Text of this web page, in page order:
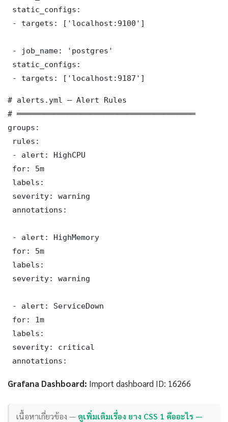
static_configs:
- targets: ['localhost:9100']
- job_name: 'postgres'
static_configs:
- targets: ['localhost:9187']
# alerts.yml — Alert Rules
# ═══════════════════════════════════════
groups:
rules:
- alert: HighCPU
for: 5m
labels:
severity: warning
annotations:
- alert: HighMemory
for: 5m
labels:
severity: warning
- alert: ServiceDown
for: 1m
labels:
severity: critical
annotations:
Grafana Dashboard: Import dashboard ID: 16266
เนื้อหาเกี่ยวข้อง — ดูเพิ่มเติมเรื่อง ยาง CSS 1 คืออะไร —